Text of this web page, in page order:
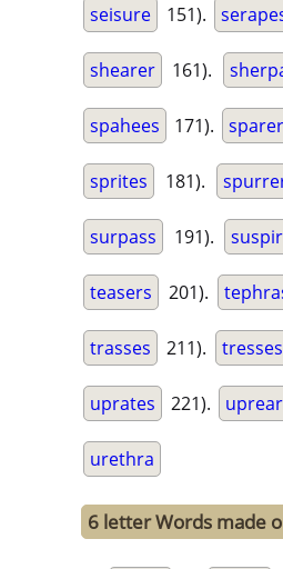
seisure 151).
shearer 161).
spahees 171).
sprites 181).
surpass 191).
teasers 201).
trasses 211). tresses
uprates 221).
urethra
6 letter Words made